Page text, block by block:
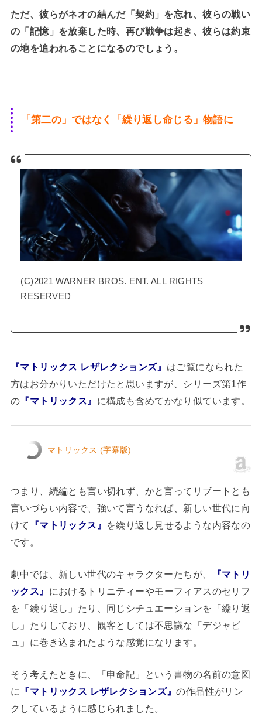
ただ、彼らがネオの結んだ「契約」を忘れ、彼らの戦い
の「記憶」を放棄した時、再び戦争は起き、彼らは約束
の地を追われることになるのでしょう。
「第二の」ではなく「繰り返し命じる」物語に
(C)2021 WARNER BROS. ENT. ALL RIGHTS
RESERVED
『マトリックス レザレクションズ』 はご覧になられた
方はお分かりいただけたと思いますが、シリーズ第1作
の 『マトリックス』 に構成も含めてかなり似ています。
マトリックス (字幕版)
つまり、続編とも言い切れず、かと言ってリブートとも
言いづらい内容で、強いて言うなれば、新しい世代に向
けて
『マトリックス』
を繰り返し見せるような内容なの
です。
劇中では、新しい世代のキャラクターたちが、
『マトリ
ックス』 におけるトリニティーやモーフィアスのセリフ
を「繰り返し」たり、同じシチュエーションを「繰り返
し」たりしており、観客としては不思議な「デジャビ
ュ」に巻き込まれたような感覚になります。
そう考えたときに、「申命記」という書物の名前の意図
に
『マトリックス レザレクションズ』の作品性がリン
クしているように感じられました。